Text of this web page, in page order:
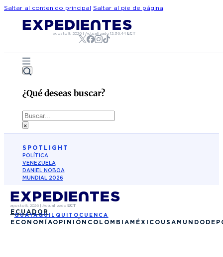
Saltar al contenido principal Saltar al pie de página
agosto 8, 2026 |Actualizado12:36:44 ECT
¿Qué deseas buscar?
Buscar
×
SPOTLIGHT
POLÍTICA
VENEZUELA
DANIEL NOBOA
MUNDIAL 2026
agosto 8, 2026| Actualizado ECT
ECUADOR
GUAYAQUIL QUITO CUENCA
ECONOMÍAOPINIÓN COLOMBIA MÉXICO USA MUNDO